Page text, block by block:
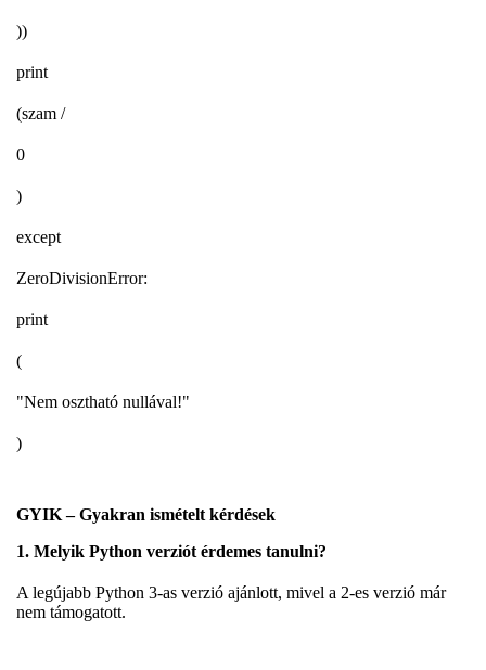
))
print
(szam /
0
)
except
ZeroDivisionError:
print
(
"Nem osztható nullával!"
)
GYIK – Gyakran ismételt kérdések
1. Melyik Python verziót érdemes tanulni?
A legújabb Python 3-as verzió ajánlott, mivel a 2-es verzió már
nem támogatott.